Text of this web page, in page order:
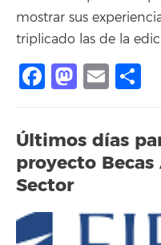
mostrar sus
triplicado las de la
Facebook
Últimos días
proyecto Becas
Sector